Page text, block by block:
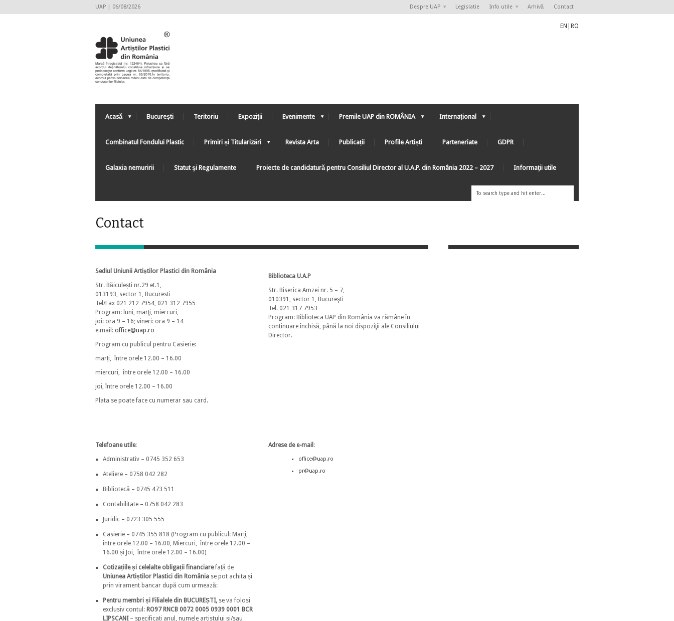
UAP | 06/08/2026 Despre UAP Legislatie Info utile Arhivă Contact
EN RO
Acasă București Teritoriu Expoziții Evenimente Premile UAP din ROMÂNIA Internațional
Combinatul Fondului Plastic Primiri și Titularizări Revista Arta Publicații Profile Artiști Parteneriate GDPR
Galaxia nemuririi Statut şi Regulamente Proiecte de candidatură pentru Consiliul Director al U.A.P. din România 2022 – 2027 Informaţii utile
Contact
Sediul Uniunii Artiştilor Plastici din România
Str. Băiculești nr.29 et.1,
013193, sector 1, Bucuresti
Tel/Fax 021 212 7954, 021 312 7955
Program: luni, marţi, miercuri,
joi: ora 9 – 16; vineri: ora 9 – 14
e.mail: office@uap.ro
Program cu publicul pentru Casierie:
marți, între orele 12.00 – 16.00
miercuri, între orele 12.00 – 16.00
joi, între orele 12.00 – 16.00
Plata se poate face cu numerar sau card.
Biblioteca U.A.P
Str. Biserica Amzei nr. 5 – 7,
010391, sector 1, Bucureşti
Tel. 021 317 7953
Program: Biblioteca UAP din România va rămâne în
continuare închisă, până la noi dispoziţii ale Consiliului
Director.
Telefoane utile:
Administrativ – 0745 352 653
Ateliere – 0758 042 282
Bibliotecă – 0745 473 511
Contabilitate – 0758 042 283
Juridic – 0723 305 555
Casierie – 0745 355 818 (Program cu publicul: Marți,
între orele 12.00 – 16.00, Miercuri, între orele 12.00 –
16.00 și Joi, între orele 12.00 – 16.00)
Cotizațiile și celelalte obligații financiarefață de
Uniunea Artiștilor Plastici din România se pot achita și
prin virament bancar după cum urmează:
Pentru membri și Filialele din BUCUREȘTI, se va folosi
exclusiv contul: RO97 RNCB 0072 0005 0939 0001 BCR
LIPSCANI– specificați anul, numele artistului și/sau
Adrese de e-mail :
office@uap.ro
pr@uap.ro